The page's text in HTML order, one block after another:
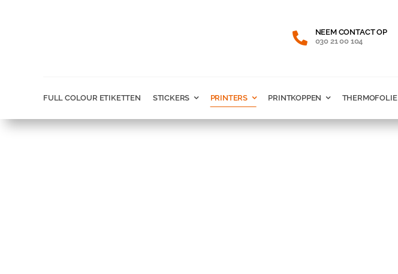
NEEM CONTACT OP
030 21 00 104
FULL COLOUR ETIKETTEN STICKERS PRINTERS PRINTKOPPEN THERMOFOLIE